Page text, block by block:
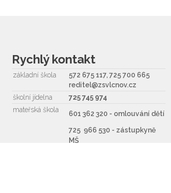
Rychlý kontakt
základní škola
572 675 117, 725 700 665
reditel@zsvlcnov.cz
školní jídelna
725 745 974
mateřská škola
601 362 320 - omlouvání dětí
725 966 530 - zástupkyně
MŠ